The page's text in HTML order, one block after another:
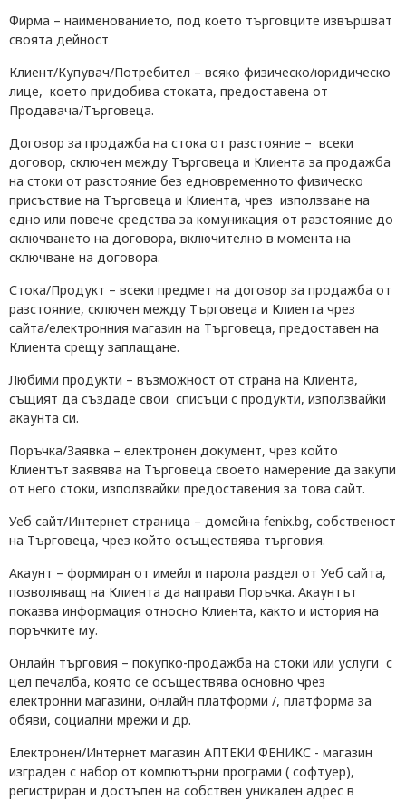
Фирма – наименованието, под което търговците извършват
своята дейност
Клиент/Купувач/Потребител – всяко физическо/юридическо
лице, което придобива стоката, предоставена от
Продавача/Търговеца.
Договор за продажба на стока от разстояние – всеки
договор, сключен между Търговеца и Клиента за продажба
на стоки от разстояние без едновременното физическо
присъствие на Търговеца и Клиента, чрез използване на
едно или повече средства за комуникация от разстояние до
сключването на договора, включително в момента на
сключване на договора.
Стока/Продукт – всеки предмет на договор за продажба от
разстояние, сключен между Търговеца и Клиента чрез
сайта/електронния магазин на Търговеца, предоставен на
Клиента срещу заплащане.
Любими продукти – възможност от страна на Клиента,
същият да създаде свои списъци с продукти, използвайки
акаунта си.
Поръчка/Заявка – електронен документ, чрез който
Клиентът заявява на Търговеца своето намерение да закупи
от него стоки, използвайки предоставения за това сайт.
Уеб сайт/Интернет страница – домейна fenix.bg, собственост
на Търговеца, чрез който осъществява търговия.
Акаунт – формиран от имейл и парола раздел от Уеб сайта,
позволяващ на Клиента да направи Поръчка. Акаунтът
показва информация относно Клиента, както и история на
поръчките му.
Онлайн търговия – покупко-продажба на стоки или услуги с
цел печалба, която се осъществява основно чрез
електронни магазини, онлайн платформи /, платформа за
обяви, социални мрежи и др.
Електронен/Интернет магазин АПТЕКИ ФЕНИКС - магазин
изграден с набор от компютърни програми ( софтуер),
регистриран и достъпен на собствен уникален адрес в